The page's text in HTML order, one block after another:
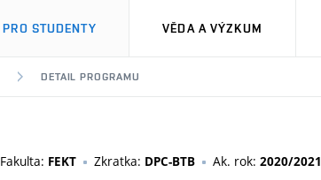
PRO STUDENTY VĚDA A VÝZKUM
DETAIL PROGRAMU
Fakulta: FEKT Zkratka: DPC-BTB Ak. rok: 2020/2021